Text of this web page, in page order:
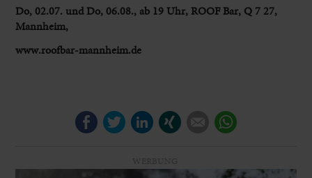
Do, 02.07. und Do, 06.08., ab 19 Uhr, ROOF Bar, Q 7 27,
Mannheim,
www.roofbar-mannheim.de
FacebookTwitterLinkedIn E-mail